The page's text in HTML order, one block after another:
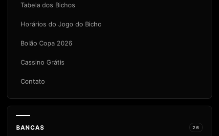
Tabela dos Bichos
Horários do Jogo do Bicho
Bolão Copa 2026
Cassino Grátis
Contato
BANCAS 26